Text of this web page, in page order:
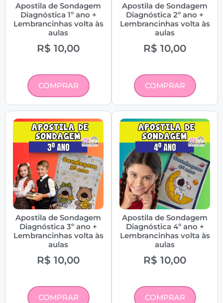
Apostila de Sondagem
Diagnóstica 1º ano +
Lembrancinhas volta às
aulas
R$ 10,00
COMPRAR
Apostila de Sondagem
Diagnóstica 2º ano +
Lembrancinhas volta às
aulas
R$ 10,00
COMPRAR
Apostila de Sondagem
Diagnóstica 3º ano +
Lembrancinhas volta às
aulas
R$ 10,00
COMPRAR
Apostila de Sondagem
Diagnóstica 4º ano +
Lembrancinhas volta às
aulas
R$ 10,00
COMPRAR